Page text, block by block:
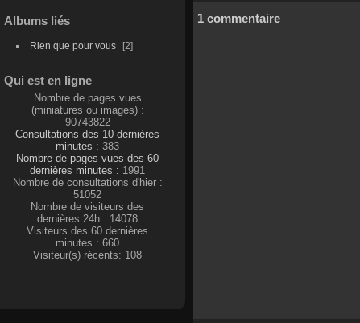
Albums liés
Rien que pour vous 2
Qui est en ligne
Nombre de pages vues
(miniatures ou images) :
90743822
Consultations des 10 dernières
minutes :383
Nombre de pages vues des 60
dernières minutes : 1991
Nombre de consultations d'hier :
51052
Nombre de visiteurs des
dernières 24h : 14078
Visiteurs des 60 dernières
minutes : 660
Visiteur(s) récents: 108
1 commentaire